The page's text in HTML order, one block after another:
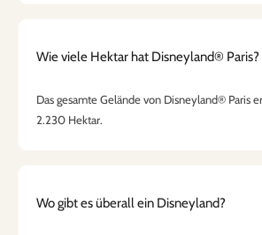
Wie viele Hektar hat Disneyland® Paris?
Das gesamte Gelände von Disneyland® Paris
2.230 Hektar.
Wo gibt es überall ein Disneyland?